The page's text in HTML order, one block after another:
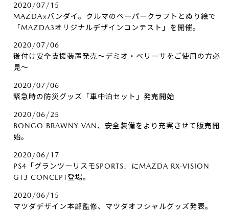
2020/07/15
MAZDA×バンダイ。クルマのペーパークラフトとぬり絵で
「MAZDA3オリジナルデザインコンテスト」を開催。
2020/07/06
後付け安全支援装置発売～デミオ・ベリーサをご使用の方必
見～
2020/07/06
緊急時の防災グッズ「車中泊セット」発売開始
2020/06/25
BONGO BRAWNY VAN、安全装備をより充実させて販売開
始。
2020/06/17
PS4「グランツーリスモSPORTS」にMAZDA RX-VISION
GT3 CONCEPT登場。
2020/06/15
マツダデザイン本部監修、マツダオフシャルグッズ発表。